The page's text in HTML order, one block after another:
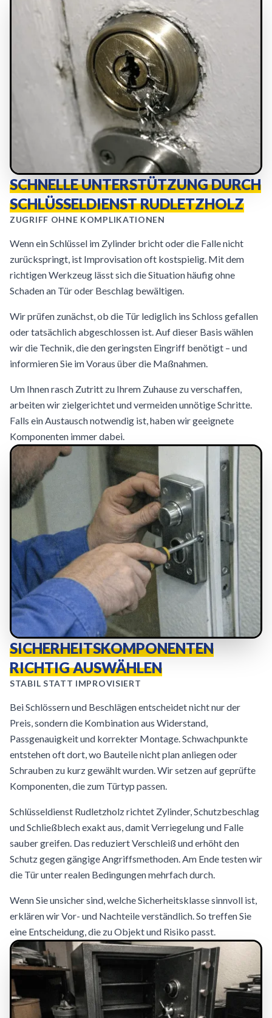
SCHNELLE UNTERSTÜTZUNG DURCH
SCHLÜSSELDIENST RUDLETZHOLZ
ZUGRIFF OHNE KOMPLIKATIONEN
Wenn ein Schlüssel im Zylinder bricht oder die Falle nicht
zurückspringt, ist Improvisation oft kostspielig. Mit dem
richtigen Werkzeug lässt sich die Situation häufig ohne
Schaden an Tür oder Beschlag bewältigen.
Wir prüfen zunächst, ob die Tür lediglich ins Schloss gefallen
oder tatsächlich abgeschlossen ist. Auf dieser Basis wählen
wir die Technik, die den geringsten Eingriff benötigt – und
informieren Sie im Voraus über die Maßnahmen.
Um Ihnen rasch Zutritt zu Ihrem Zuhause zu verschaffen,
arbeiten wir zielgerichtet und vermeiden unnötige Schritte.
Falls ein Austausch notwendig ist, haben wir geeignete
Komponenten immer dabei.
SICHERHEITSKOMPONENTEN
RICHTIG AUSWÄHLEN
STABIL STATT IMPROVISIERT
Bei Schlössern und Beschlägen entscheidet nicht nur der
Preis, sondern die Kombination aus Widerstand,
Passgenauigkeit und korrekter Montage. Schwachpunkte
entstehen oft dort, wo Bauteile nicht plan anliegen oder
Schrauben zu kurz gewählt wurden. Wir setzen auf geprüfte
Komponenten, die zum Türtyp passen.
Schlüsseldienst Rudletzholz richtet Zylinder, Schutzbeschlag
und Schließblech exakt aus, damit Verriegelung und Falle
sauber greifen. Das reduziert Verschleiß und erhöht den
Schutz gegen gängige Angriffsmethoden. Am Ende testen wir
die Tür unter realen Bedingungen mehrfach durch.
Wenn Sie unsicher sind, welche Sicherheitsklasse sinnvoll ist,
erklären wir Vor- und Nachteile verständlich. So treffen Sie
eine Entscheidung, die zu Objekt und Risiko passt.